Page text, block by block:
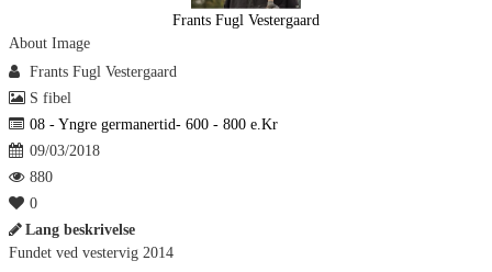
Frants Fugl Vestergaard
About Image
Frants Fugl Vestergaard
S fibel
08 - Yngre germanertid- 600 - 800 e.Kr
09/03/2018
880
0
Lang beskrivelse
Fundet ved vestervig 2014